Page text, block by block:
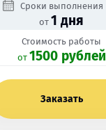
Сроки выполнения
от 1 дня
Стоимость работы
oт 1500 рублей
Заказать